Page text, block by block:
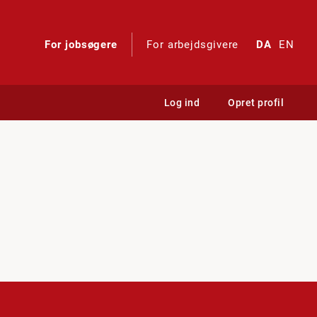
For jobsøgere For arbejdsgivere DA EN
Log ind Opret profil